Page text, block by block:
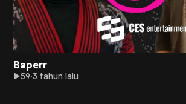
Baperr
59 3 tahun lalu